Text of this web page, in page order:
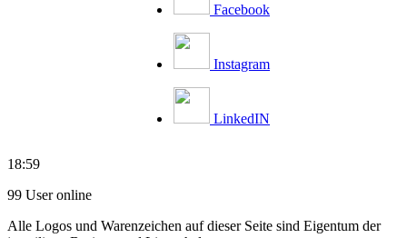
Facebook
Instagram
LinkedIN
18:59
99 User online
Alle Logos und Warenzeichen auf dieser Seite sind Eigentum der